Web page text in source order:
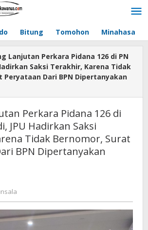
Bitung Tomohon Minahasa
Lanjutan Perkara Pidana 126 di PN
Saksi Terakhir, Karena Tidak
Peryataan Dari BPN Dipertanyakan
Perkara Pidana 126 di
JPU Hadirkan Saksi
Tidak Bernomor, Surat
BPN Dipertanyakan
Josua